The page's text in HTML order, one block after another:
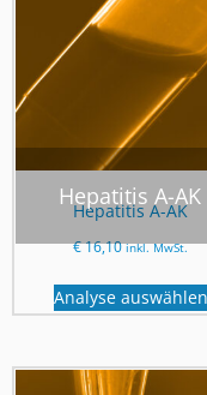
Hepatitis A-AK
Hepatitis A-AK
€16,10 inkl. MwSt.
Analyse auswählen